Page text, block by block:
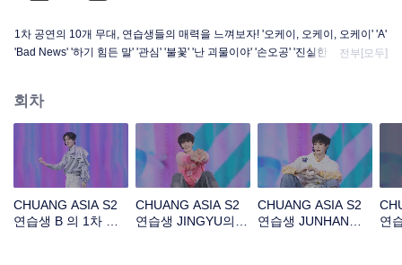
1차 공연의 10개 무대, 연습생들의 매력을 느껴보자! '오케이, 오케이, 오케이' 'A'
'Bad News' '하기 힘든 말' '관심' '불꽃' '난 괴물이야' '손오공' '진실한 사랑' '달빛
전부[모두]
회차
CHUANG ASIA S2
연습생 B 의 1차 공
CHUANG ASIA S2
연습생 JINGYU의 1
CHUANG ASIA S2
연습생 JUNHAN의 1
연